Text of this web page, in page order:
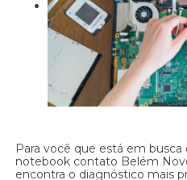
Para você que está em
notebook contato Belém
encontra o diagnóstico mais